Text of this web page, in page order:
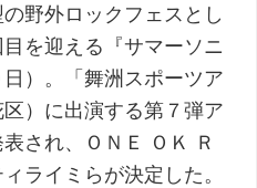
野外ロックフェスとし
を迎える『サマーソニ
）。「舞洲スポーツア
）に出演する第７弾ア
され、ＯＮＥ ＯＫ Ｒ
ライミらが決定した。